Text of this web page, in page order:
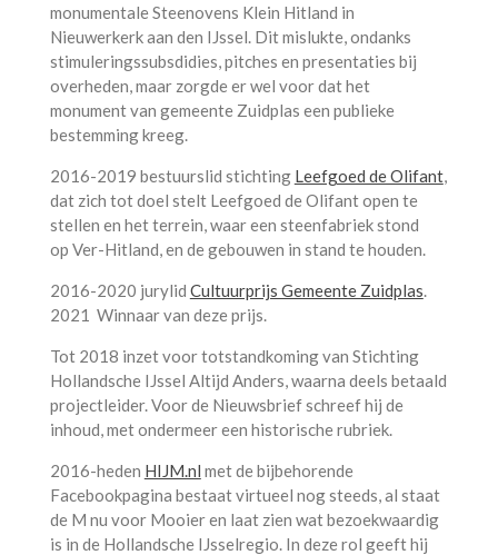
monumentale Steenovens Klein Hitland in
Nieuwerkerk aan den IJssel. Dit mislukte, ondanks
stimuleringssubsdidies, pitches en presentaties bij
overheden, maar zorgde er wel voor dat het
monument van gemeente Zuidplas een publieke
bestemming kreeg.
2016-2019 bestuurslid stichting Leefgoed de Olifant,
dat zich tot doel stelt Leefgoed de Olifant open te
stellen en het terrein, waar een steenfabriek stond
op Ver-Hitland, en de gebouwen in stand te houden.
2016-2020 jurylid Cultuurprijs Gemeente Zuidplas.
2021 Winnaar van deze prijs.
Tot 2018 inzet voor totstandkoming van Stichting
Hollandsche IJssel Altijd Anders, waarna deels betaald
projectleider.Voor de Nieuwsbrief schreef hij de
inhoud, met ondermeer een historische rubriek.
2016-heden HIJM.nl met de bijbehorende
Facebookpagina bestaat virtueel nog steeds, al staat
de M nu voor Mooier en laat zien wat bezoekwaardig
is in de Hollandsche IJsselregio. In deze rol geeft hij